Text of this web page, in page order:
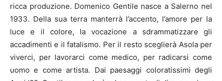
ricca produzione. Domenico Gentile nasce a Salerno nel
1933. Della sua terra manterrà l’accento, l’amore per la
luce e il colore, la vocazione a sdrammatizzare gli
accadimenti e il fatalismo. Per il resto sceglierà Asola per
viverci, per lavorarci come medico, per radicarsi come
uomo e come artista. Dai paesaggi coloratissimi degli